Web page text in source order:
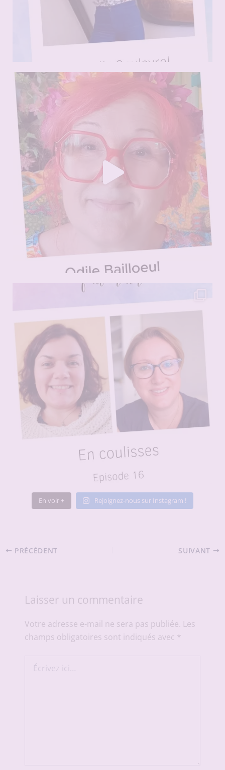
En voir + Rejoignez-nous sur Instagram !
PRÉCÉDENT SUIVANT
Laisser un commentaire
Votre adresse e-mail ne sera pas publiée. Les
champs obligatoires sont indiqués avec *
ici…